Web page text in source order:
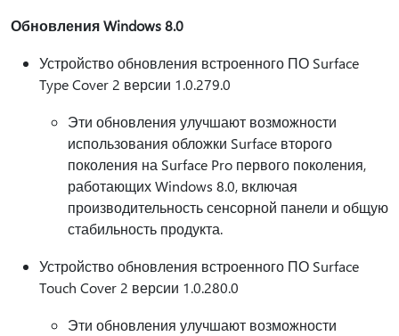
Обновления Windows 8.0
Устройство обновления встроенного ПО Surface
Type Cover 2 версии 1.0.279.0
Эти обновления улучшают возможности
использования обложки Surface второго
поколения на Surface Pro первого поколения,
работающих Windows 8.0, включая
производительность сенсорной панели и общую
стабильность продукта.
Устройство обновления встроенного ПО Surface
Touch Cover 2 версии 1.0.280.0
Эти обновления улучшают возможности